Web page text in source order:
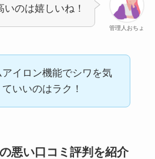
管理人おちょ
いのは嬉しいね！
アイロン機能でシワを気
いいのはラク！
悪い口コミ評判を紹介